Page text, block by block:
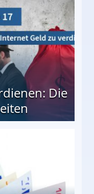
Die